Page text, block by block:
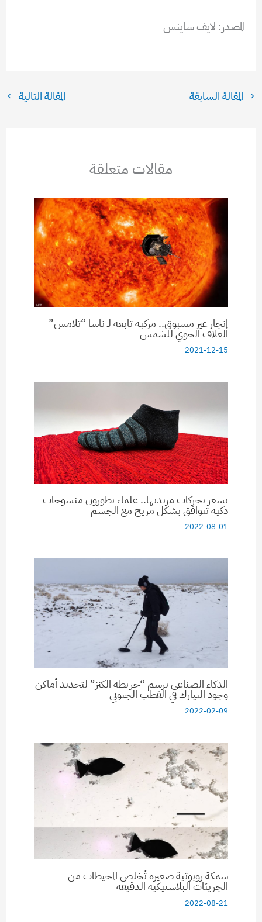
المصدر: لايف ساينس
→ المقالة السابقة المقالة التالية←
مقالات متعلقة
إنجاز غير مسبوق.. مركبة تابعة لـ ناسا “تلامس”
الغلاف الجوي للشمس
2021-12-15
تشعر بحركات مرتديها.. علماء يطورون منسوجات
ذكية تتوافق بشكل مريح مع الجسم
2022-08-01
الذكاء الصناعي يرسم “خريطة الكنز” لتحديد أماكن
وجود النيازك في القطب الجنوبي
2022-02-09
سمكة روبوتية صغيرة تُخلص المحيطات من
الجزيئات البلاستيكية الدقيقة
2022-08-21